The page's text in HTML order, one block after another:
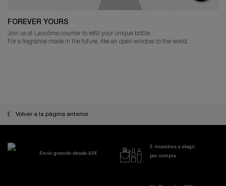
FOREVER YOURS
Join us at Lancôme counter to refill your unique bottle.
For a fragrance made in the future, like an open window to the world.
Volver a la página anterior
Envío gratuito desde 45€
3 muestras a elegir
por compra